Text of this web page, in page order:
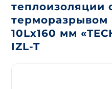
теплоизоляции
терморазрывом
10Lх160 мм
IZL-T